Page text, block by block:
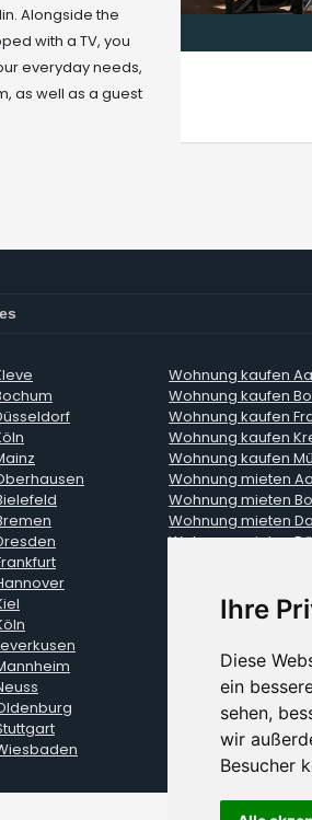
Ihre
Diese
ein
sehen,
wir
Besucher
Alongside the
with a TV, you
everyday needs,
as well as a guest
Wohnung kaufen
Wohnung kaufen
Wohnung kaufen
Wohnung kaufen
Wohnung kaufen
Wohnung mieten
Wohnung mieten
Wohnung mieten
Wohnung mieten
Wohnung mieten
Wohnung mieten
Wohnung mieten
Wohnung mieten
Wohnung mieten
Wohnung mieten
Wohnung mieten